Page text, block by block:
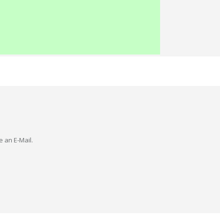
an E-Mail.